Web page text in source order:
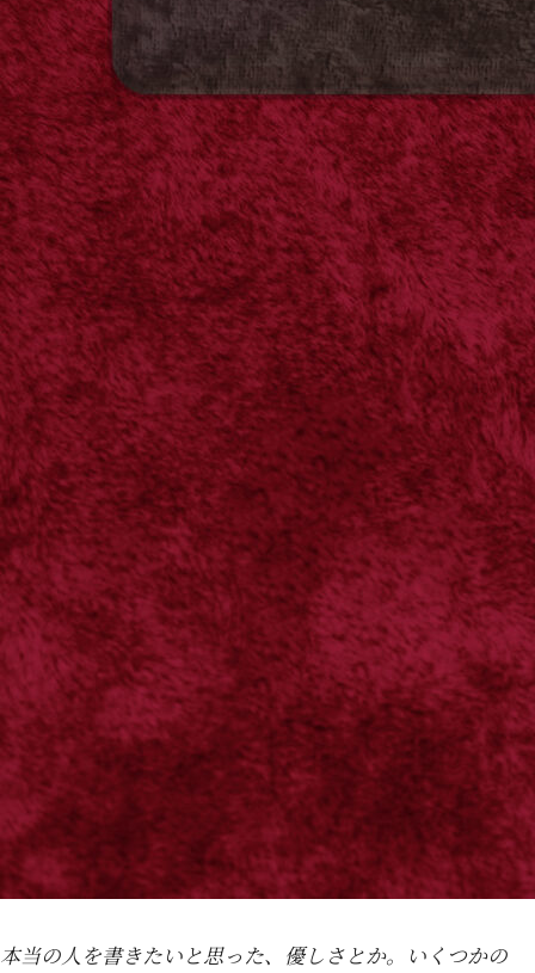
本当の人を書きたいと思った、優しさとか。いくつかの